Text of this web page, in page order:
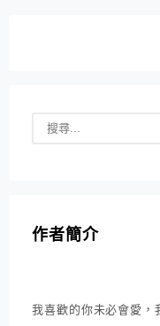
作者簡介
我喜歡的你未必會愛，